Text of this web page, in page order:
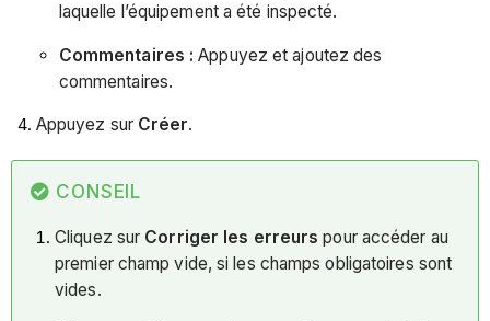
laquelle l’équipement a été inspecté.
Commentaires : Appuyez et ajoutez des
commentaires.
Appuyez sur Créer.
CONSEIL
Cliquez sur Corriger les erreurs pour accéder au
premier champ vide, si les champs obligatoires sont
vides.